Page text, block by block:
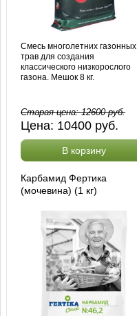
Смесь многолетних газонных
трав для создания
классического низкорослого
газона. Мешок 8 кг.
Старая цена:12600руб.
Цена: 10400 руб.
В корзину
Карбамид Фертика
(мочевина) (1 кг)